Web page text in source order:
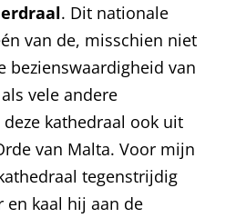
. Dit nationale
van de, misschien niet
bezienswaardigheid van
vele andere
kathedraal ook uit
van Malta. Voor mijn
tegenstrijdig
en kaal hij aan de